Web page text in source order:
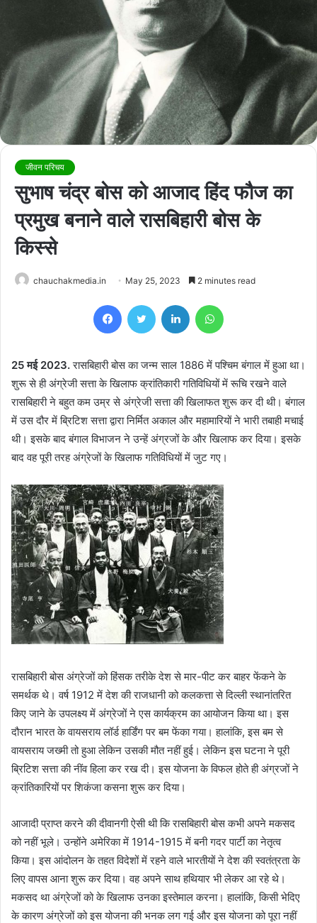
जीवन परिचय
सुभाष चंद्र बोस को आजाद हिंद फौज का
प्रमुख बनाने वाले रासबिहारी बोस के
किस्से
chauchakmedia.in May 25, 2023 2 minutes read
FacebookTwitter LinkedIn
25 मई 2023.रासबिहारी बोस का जन्म साल 1886 में पश्चिम बंगाल में हुआ था।
शुरू से ही अंग्रेजी सत्ता के खिलाफ क्रांतिकारी गतिविधियों में रूचि रखने वाले
रासबिहारी ने बहुत कम उम्र से अंग्रेजी सत्ता की खिलाफत शुरू कर दी थी। बंगाल
में उस दौर में ब्रिटिश सत्ता द्वारा निर्मित अकाल और महामारियों ने भारी तबाही मचाई
थी। इसके बाद बंगाल विभाजन ने उन्हें अंग्रजों के और खिलाफ कर दिया। इसके
बाद वह पूरी तरह अंग्रेजों के खिलाफ गतिविधियों में जुट गए।
रासबिहारी बोस अंग्रेजों को हिंसक तरीके देश से मार-पीट कर बाहर फेंकने के
समर्थक थे। वर्ष 1912 में देश की राजधानी को कलकत्ता से दिल्ली स्थानांतरित
किए जाने के उपलक्ष्य में अंग्रेजों ने एस कार्यक्रम का आयोजन किया था। इस
दौरान भारत के वायसराय लॉर्ड हार्डिंग पर बम फेंका गया। हालांकि, इस बम से
वायसराय जख्मी तो हुआ लेकिन उसकी मौत नहीं हुई। लेकिन इस घटना ने पूरी
ब्रिटिश सत्ता की नींव हिला कर रख दी। इस योजना के विफल होते ही अंग्रजों ने
क्रांतिकारियों पर शिकंजा कसना शुरू कर दिया।
आजादी प्राप्त करने की दीवानगी ऐसी थी कि रासबिहारी बोस कभी अपने मकसद
को नहीं भूले। उन्होंने अमेरिका में 1914-1915 में बनी गदर पार्टी का नेतृत्व
किया। इस आंदोलन के तहत विदेशों में रहने वाले भारतीयों ने देश की स्वतंत्रता के
लिए वापस आना शुरू कर दिया। वह अपने साथ हथियार भी लेकर आ रहे थे।
मकसद था अंग्रेजों को के खिलाफ उनका इस्तेमाल करना। हालांकि, किसी भेदिए
के कारण अंग्रेजों को इस योजना की भनक लग गई और इस योजना को पूरा नहीं